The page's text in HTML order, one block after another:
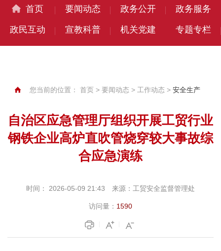
首页 要闻动态 政务公开 政务服务
政民互动 宣教科普 机关党建 专题专栏
您当前的位置： 首页 > 要闻动态 > 工作动态 > 安全生产
自治区应急管理厅组织开展工贸行业
钢铁企业高炉直吹管烧穿较大事故综
合应急演练
时间： 2026-05-09 21:43 来源： 工贸安全监督管理处
访问量： 1590